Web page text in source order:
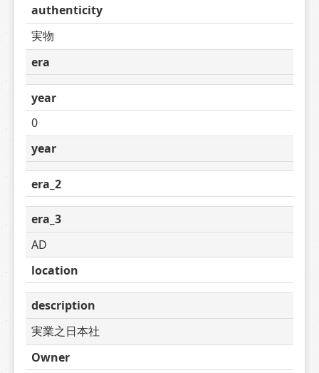
authenticity
実物
era
year
0
year
era_2
era_3
AD
location
description
実業之日本社
Owner